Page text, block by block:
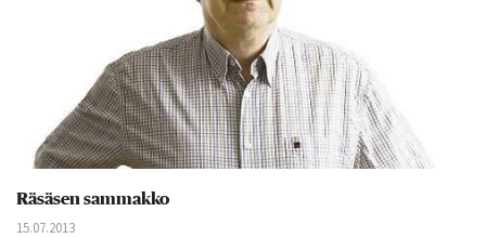
Räsäsen sammakko
15.07.2013